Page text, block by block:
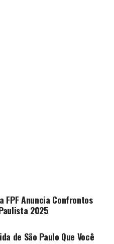
FPF Anuncia Confrontos
2025
de São Paulo Que Você